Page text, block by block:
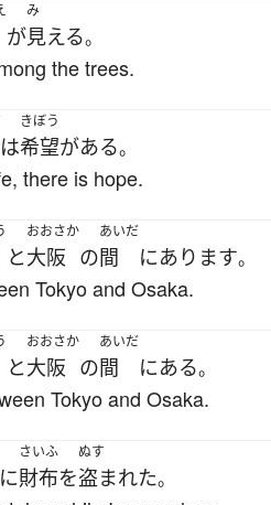
が
み
見える。
the trees.
は
きぼう
希望がある。
there is hope.
と
おおさか
大阪 の
あいだ
間 にあります。
Tokyo and Osaka.
と
おおさか
大阪 の
あいだ
間 にある。
Tokyo and Osaka.
に
さいふ
財布を
ぬす
盗まれた。